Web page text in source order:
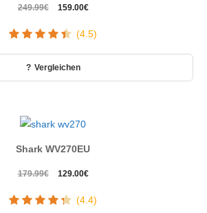
249.99€
Ursprünglicher
war:
159.00€Aktueller
ist:
(4.5)
Vergleichen
Shark WV270EU
179.99€
Ursprünglicher
war:
129.00€Aktueller
ist:
(4.4)